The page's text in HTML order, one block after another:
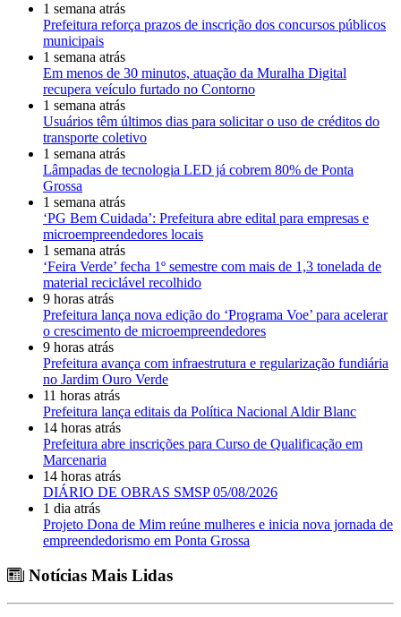
1 semana atrás
Prefeitura reforça prazos de inscrição dos concursos públicos
municipais
1 semana atrás
Em menos de 30 minutos, atuação da Muralha Digital
recupera veículo furtado no Contorno
1 semana atrás
Usuários têm últimos dias para solicitar o uso de créditos do
transporte coletivo
1 semana atrás
Lâmpadas de tecnologia LED já cobrem 80% de Ponta
Grossa
1 semana atrás
‘PG Bem Cuidada’: Prefeitura abre edital para empresas e
microempreendedores locais
1 semana atrás
‘Feira Verde’ fecha 1º semestre com mais de 1,3 tonelada de
material reciclável recolhido
9 horas atrás
Prefeitura lança nova edição do ‘Programa Voe’ para acelerar
o crescimento de microempreendedores
9 horas atrás
Prefeitura avança com infraestrutura e regularização fundiária
no Jardim Ouro Verde
11 horas atrás
Prefeitura lança editais da Política Nacional Aldir Blanc
14 horas atrás
Prefeitura abre inscrições para Curso de Qualificação em
Marcenaria
14 horas atrás
DIÁRIO DE OBRAS SMSP 05/08/2026
1 dia atrás
Projeto Dona de Mim reúne mulheres e inicia nova jornada de
empreendedorismo em Ponta Grossa
Notícias Mais Lidas